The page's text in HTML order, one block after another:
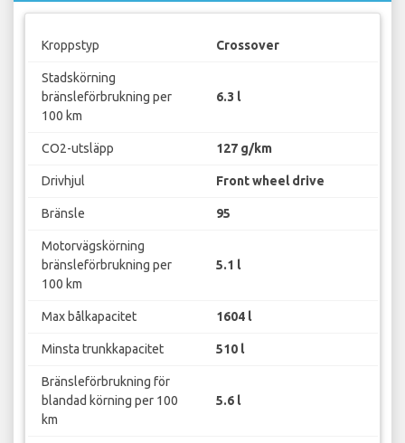
Kroppstyp Crossover
Stadskörning
bränsleförbrukning per
100 km
6.3 l
CO2-utsläpp 127 g/km
Drivhjul Front wheel drive
Bränsle 95
Motorvägskörning
bränsleförbrukning per
100 km
5.1 l
Max bålkapacitet 1604 l
Minsta trunkkapacitet 510 l
Bränsleförbrukning för
blandad körning per 100
km
5.6 l